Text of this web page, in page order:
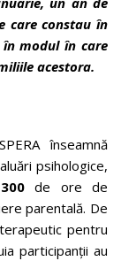
care constau în
modul în care
acestora.
înseamnă
psihologice,
300 de ore de
parentală. De
pentru
participanții au